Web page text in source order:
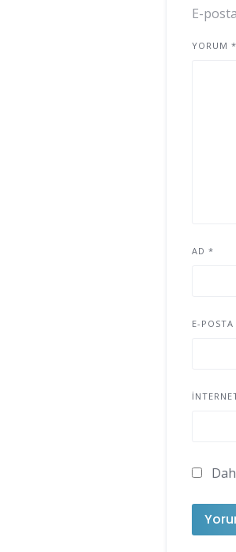
E-
YORUM *
AD *
E-POSTA